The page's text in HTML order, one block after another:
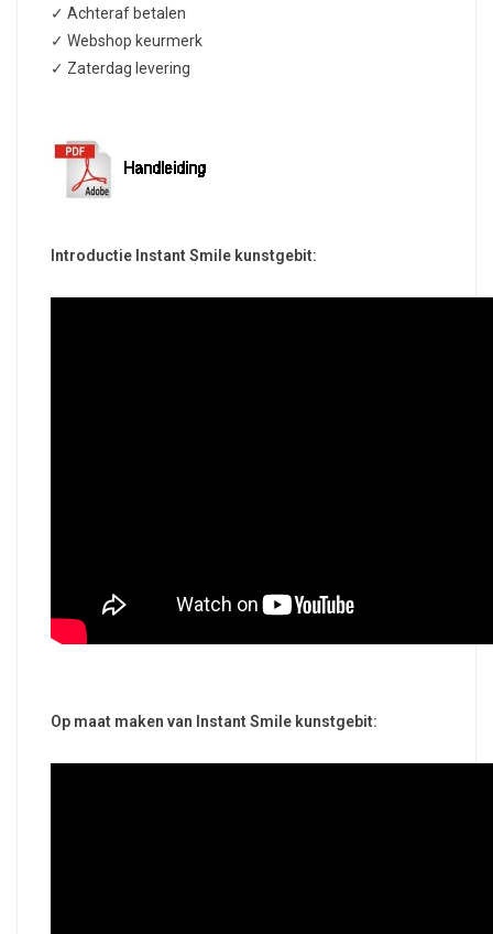
✓ Achteraf betalen
✓ Webshop keurmerk
✓ Zaterdag levering
Introductie Instant Smile kunstgebit:
Op maat maken van Instant Smile kunstgebit: